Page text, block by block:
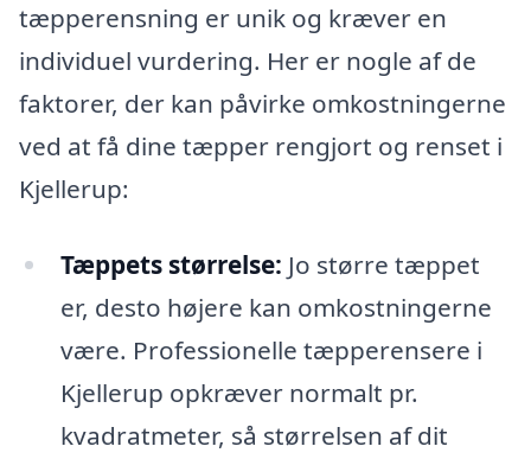
tæpperensning er unik og kræver en
individuel vurdering. Her er nogle af de
faktorer, der kan påvirke omkostningerne
ved at få dine tæpper rengjort og renset i
Kjellerup:
Tæppets størrelse: Jo større tæppet
er, desto højere kan omkostningerne
være. Professionelle tæpperensere i
Kjellerup opkræver normalt pr.
kvadratmeter, så størrelsen af dit